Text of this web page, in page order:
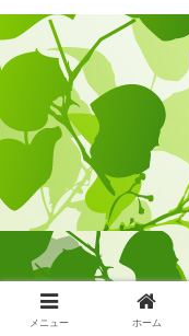
メニュー ホーム